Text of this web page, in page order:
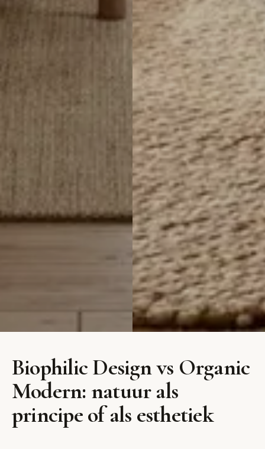
Biophilic
Design
Natuur naar binnen met
planten, hout en stenen
texturen
Organic
Modern
Moderne strakheid met
zachte organische
vormen
Biophilic Design vs Organic
Modern: natuur als
principe of als esthetiek